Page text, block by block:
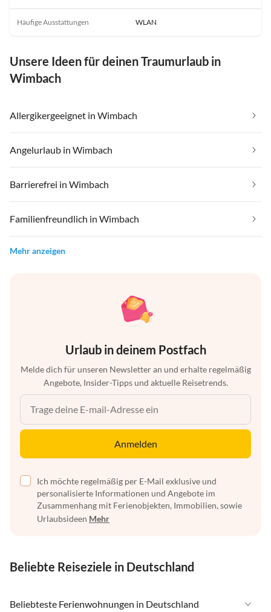
Häufige Ausstattungen WLAN
Unsere Ideen für deinen Traumurlaub in
Wimbach
Allergikergeeignet in Wimbach
Angelurlaub in Wimbach
Barrierefrei in Wimbach
Familienfreundlich in Wimbach
Mehr anzeigen
Urlaub in deinem Postfach
Melde dich für unseren Newsletter an und erhalte regelmäßig
Angebote, Insider-Tipps und aktuelle Reisetrends.
Anmelden
Ich möchte regelmäßig per E-Mail exklusive und
personalisierte Informationen und Angebote im
Zusammenhang mit Ferienobjekten, Immobilien, sowie
Urlaubsideen Mehr
Beliebte Reiseziele in Deutschland
Beliebteste Ferienwohnungen in Deutschland